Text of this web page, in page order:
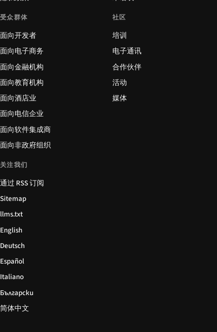
受众群体
面向开发者
面向电子商务
面向金融机构
面向教育机构
面向酒店业
面向电信企业
面向软件集成商
面向非政府组织
社区
培训
电子通讯
合作伙伴
活动
媒体
关注我们
通过 RSS 订阅
Sitemap
llms.txt
English
Deutsch
Español
Italiano
Български
简体中文